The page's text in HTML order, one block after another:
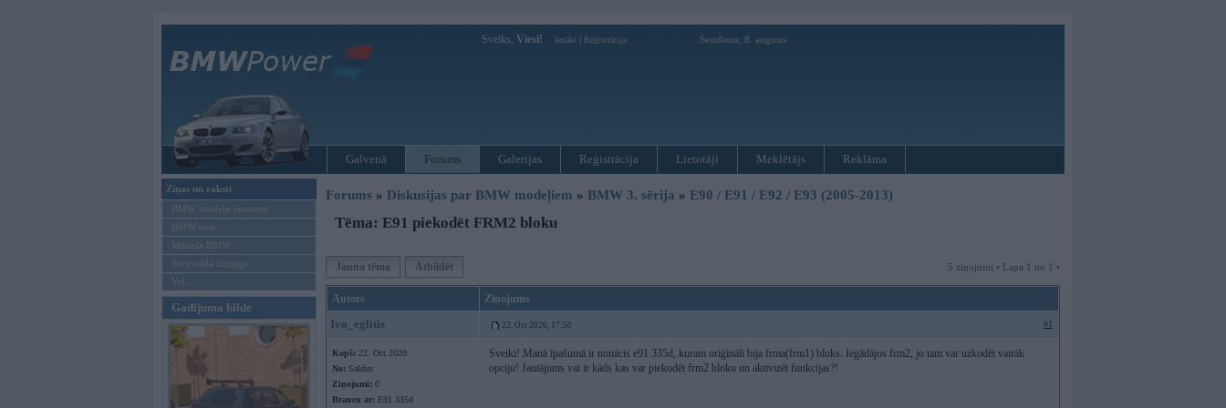
Sveiks, Viesi! Ienākt Reģistrācija Sestdiena, 8. augusts
Galvenā Forums Galerijas Reģistrācija Lietotāji Meklētājs Reklāma
Ziņas un raksti
BMW modeļu jaunumi
BMW testi
Mēneša BMW
Sērijveida tūnings
Vel...
Gadījuma bilde
Forums » Diskusijas par BMW modeļiem » BMW 3. sērija » E90 / E91 / E92 / E93 (2005-2013)
Tēma: E91 piekodēt FRM2 bloku
Jauna tēma Atbildēt 5 ziņojumi • Lapa 1 no 1 •
Autors Ziņojums
Ivo_eglitis 22. Oct 2020, 17:50 #1
Kopš: 22. Oct 2020
No: Saldus
Ziņojumi: 0
Braucu ar: E91 335d
Sveiki! Manā īpašumā ir nonācis e91 335d, kuram oriģināli bija frma(frm1) bloks. Iegādājos frm2, jo tam var uzkodēt vairāk
opciju! Jautājums vai ir kāds kas var piekodēt frm2 bloku un aktivizēt funkcijas?!